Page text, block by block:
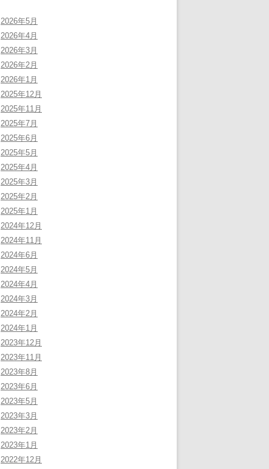
2026年5月
2026年4月
2026年3月
2026年2月
2026年1月
2025年12月
2025年11月
2025年7月
2025年6月
2025年5月
2025年4月
2025年3月
2025年2月
2025年1月
2024年12月
2024年11月
2024年6月
2024年5月
2024年4月
2024年3月
2024年2月
2024年1月
2023年12月
2023年11月
2023年8月
2023年6月
2023年5月
2023年3月
2023年2月
2023年1月
2022年12月